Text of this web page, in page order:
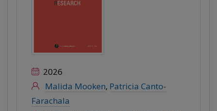
2026
Malida Mooken, Patricia Canto-
Farachala